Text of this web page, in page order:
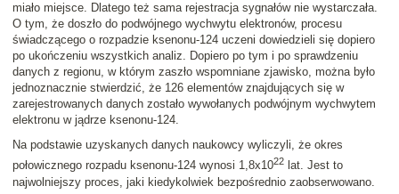
miało miejsce. Dlatego też sama rejestracja sygnałów nie wystarczała.
O tym, że doszło do podwójnego wychwytu elektronów, procesu
świadczącego o rozpadzie ksenonu-124 uczeni dowiedzieli się dopiero
po ukończeniu wszystkich analiz. Dopiero po tym i po sprawdzeniu
danych z regionu, w którym zaszło wspomniane zjawisko, można było
jednoznacznie stwierdzić, że 126 elementów znajdujących się w
zarejestrowanych danych zostało wywołanych podwójnym wychwytem
elektronu w jądrze ksenonu-124.
Na podstawie uzyskanych danych naukowcy wyliczyli, że okres
połowicznego rozpadu ksenonu-124 wynosi 1,8x1022 lat. Jest to
najwolniejszy proces, jaki kiedykolwiek bezpośrednio zaobserwowano.